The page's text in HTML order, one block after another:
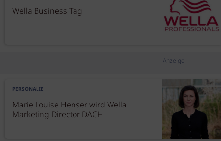
Wella Business Tag
Anzeige
PERSONALIE
Marie Louise Henser wird Wella
Marketing Director DACH